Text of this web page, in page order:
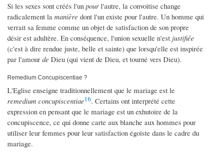
Si les sexes sont créés l'un pour l'autre, la convoitise change
radicalement la manière dont l'un existe pour l'autre. Un homme qui
verrait sa femme comme un objet de satisfaction de son propre
désir est adultère. En conséquence, l'union sexuelle n'est justifiée
(c'est à dire rendue juste, belle et sainte) que lorsqu'elle est inspirée
par l'amour de Dieu (qui vient de Dieu, et tourné vers Dieu).
Remedium Concupiscentiae ?
L'Eglise enseigne traditionnellement que le mariage est le
remedium concupiscentiae16. Certains ont interprété cette
expression en pensant que le mariage est un exhutoire de la
concupiscence, ce qui donne carte aux blanche aux hommes pour
utiliser leur femmes pour leur satisfaction égoïste dans le cadre du
mariage.